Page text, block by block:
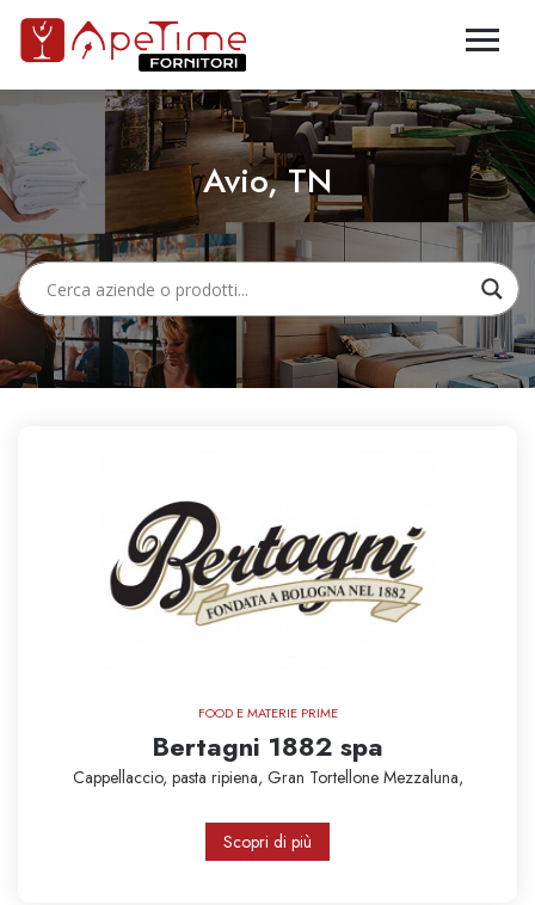
Avio, TN
FOOD E MATERIE PRIME
Bertagni 1882 spa
Cappellaccio, pasta ripiena, Gran Tortellone Mezzaluna,
Scopri di più